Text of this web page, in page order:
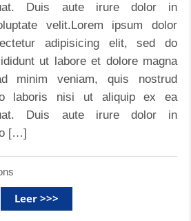
Duis aute irure dolor in
velit.Lorem ipsum dolor
adipisicing elit, sed do
ut labore et dolore magna
minim veniam, quis nostrud
laboris nisi ut aliquip ex ea
Duis aute irure dolor in
[…]
Leer >>>